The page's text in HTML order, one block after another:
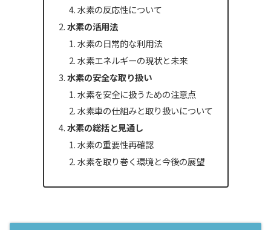
水素の反応性について
水素の活用法
水素の日常的な利用法
水素エネルギーの現状と未来
水素の安全な取り扱い
水素を安全に扱うための注意点
水素車の仕組みと取り扱いについて
水素の総括と見通し
水素の重要性再確認
水素を取り巻く環境と今後の展望